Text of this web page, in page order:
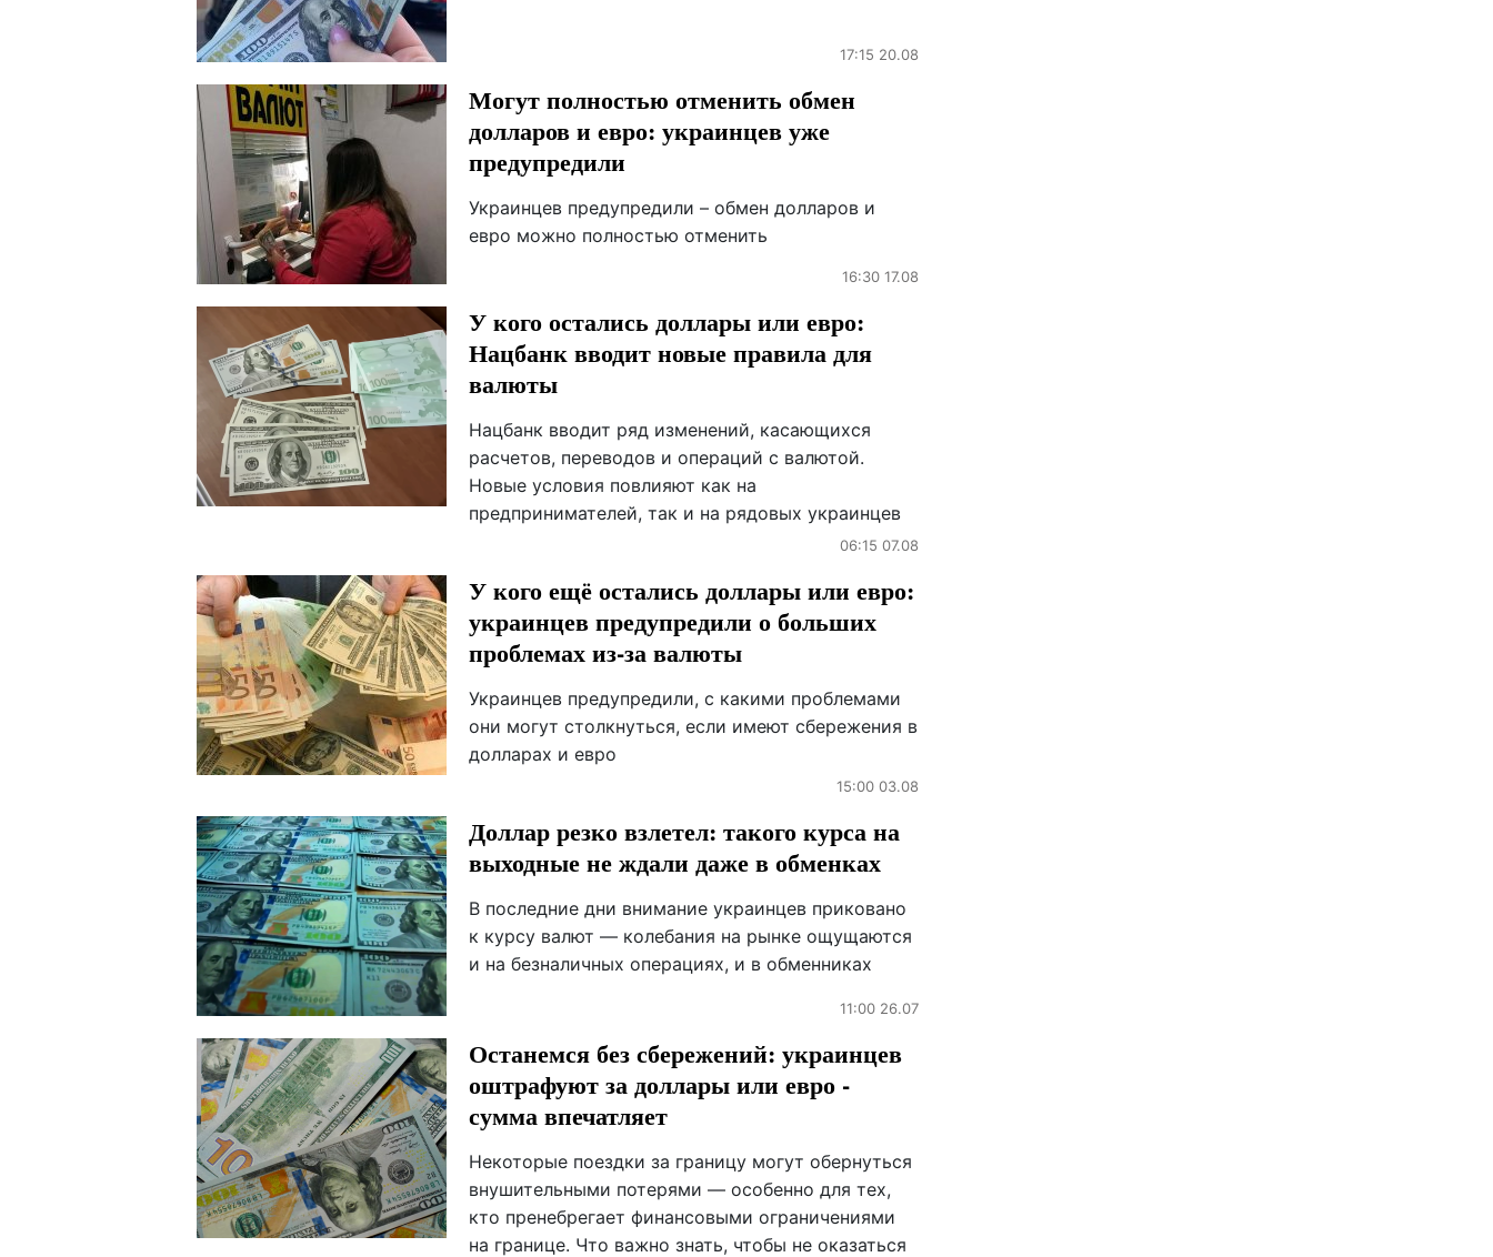
17:15 20.08
Могут полностью отменить обмен
долларов и евро: украинцев уже
предупредили
Украинцев предупредили – обмен долларов и
евро можно полностью отменить
16:30 17.08
У кого остались доллары или евро:
Нацбанк вводит новые правила для
валюты
Нацбанк вводит ряд изменений, касающихся
расчетов, переводов и операций с валютой.
Новые условия повлияют как на
предпринимателей, так и на рядовых украинцев
06:15 07.08
У кого ещё остались доллары или евро:
украинцев предупредили о больших
проблемах из-за валюты
Украинцев предупредили, с какими проблемами
они могут столкнуться, если имеют сбережения в
долларах и евро
15:00 03.08
Доллар резко взлетел: такого курса на
выходные не ждали даже в обменках
В последние дни внимание украинцев приковано
к курсу валют — колебания на рынке ощущаются
и на безналичных операциях, и в обменниках
11:00 26.07
Останемся без сбережений: украинцев
оштрафуют за доллары или евро -
сумма впечатляет
Некоторые поездки за границу могут обернуться
внушительными потерями — особенно для тех,
кто пренебрегает финансовыми ограничениями
на границе. Что важно знать, чтобы не оказаться